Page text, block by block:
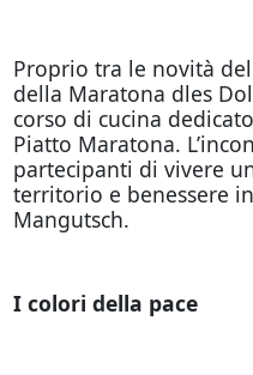
Proprio tra le novità
della Maratona dles
corso di cucina
Piatto Maratona.
partecipanti di vivere
territorio e benessere
Mangutsch.
I colori della pace